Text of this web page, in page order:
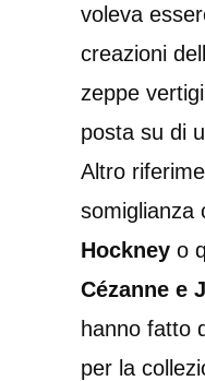
voleva
creazioni
zeppe
posta su di
Altro
somiglianza
Hockney o
Cézanne e
hanno fatto
per la